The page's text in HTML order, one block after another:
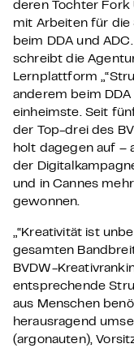
deren Tochter
mit Arbeiten für die
beim DDA und
schreibt die
Lernplattform
anderem beim DDA
einheimste. Seit
der Top-drei des
holt dagegen auf –
der
und in Cannes
gewonnen.
„“Kreativität ist
gesamten
BVDW-
entsprechende
aus Menschen
herausragend
(argonauten),